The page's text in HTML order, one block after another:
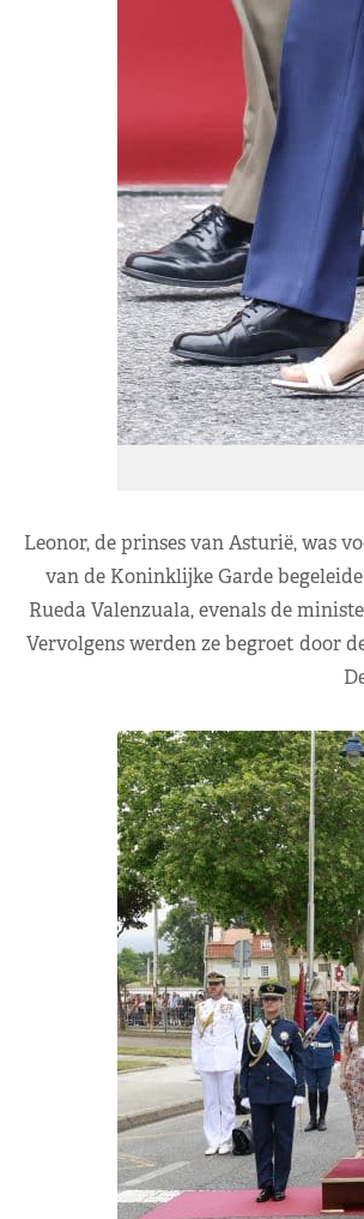
Leonor, de prinses van Asturië, was
van de Koninklijke Garde
Rueda Valenzuala, evenals de
Vervolgens werden ze begroet door